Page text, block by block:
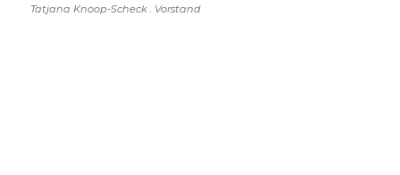
Tatjana Knoop-Scheck . Vorstand